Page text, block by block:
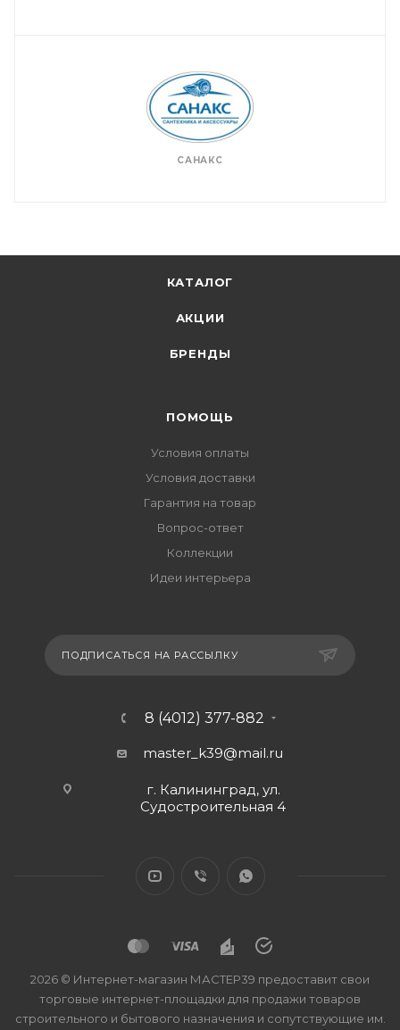
САНАКС
КАТАЛОГ
АКЦИИ
БРЕНДЫ
ПОМОЩЬ
Условия оплаты
Условия доставки
Гарантия на товар
Вопрос-ответ
Коллекции
Идеи интерьера
ПОДПИСАТЬСЯ НА РАССЫЛКУ
8 (4012) 377-882
master_k39@mail.ru
г. Калининград, ул.
Судостроительная 4
2026 © Интернет-магазин МАСТЕР39 предоставит свои
торговые интернет-площадки для продажи товаров
строительного и бытового назначения и сопутствующие им.